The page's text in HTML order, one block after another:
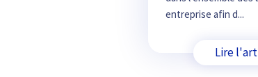
entreprise afin d...
Lire